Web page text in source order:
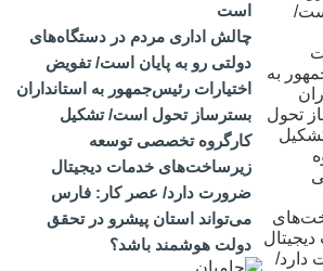
است
چالش اداری مردم در دستگاه‌های
دولتی رو به پایان است/ تفویض
اختیارات رئیس‌جمهور به استانداران
بسترساز تحول است/ تشکیل
کارگروه تخصصی توسعه
زیرساخت‌های خدمات دیجیتال
ضرورت دارد/ عصر کار: فارس
می‌تواند استان پیشرو در تحقق
دولت هوشمند باشد؟